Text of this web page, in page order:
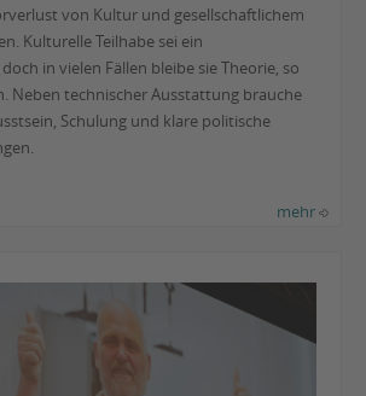
von Kultur und gesellschaftlichem
Kulturelle Teilhabe sei ein
in vielen Fällen bleibe sie Theorie, so
Neben technischer Ausstattung brauche
Schulung und klare politische
mehr